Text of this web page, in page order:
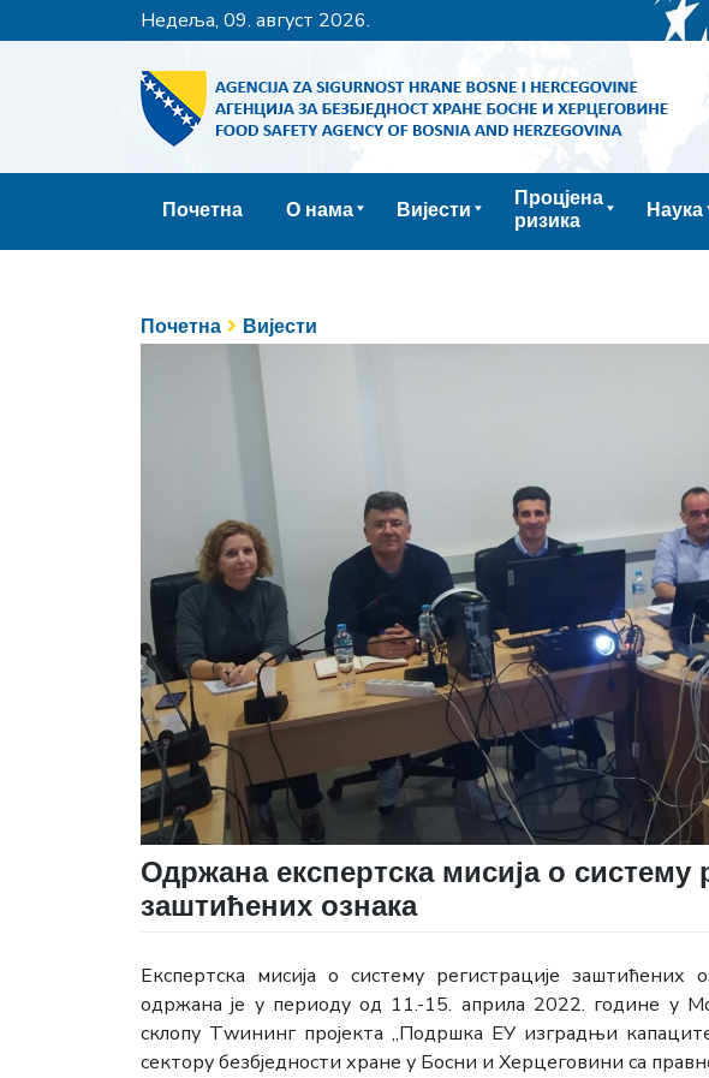
недеља, 09. август 2026.
Почетна О нама Вијести
Процјена
ризика
Наука
Почетна Вијести
Одржана експертска мисија о систему
заштићених ознака
Експертска мисија о систему регистрације заштићених
одржана је у периоду од 11.-15. априла 2022. године у
склопу Тwининг пројекта „Подршка ЕУ изградњи
сектору безбједности хране у Босни и Херцеговини са